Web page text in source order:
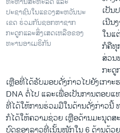
ປະຊາຊົນໃນແຂວງສະຫວັນນະ
ເຂດ ຣ່ວມກັນຊອກຫາຊາກ
ກະດູກແລະສິ່ງເສດເຫລືອຂອງ
ທະານອາເມຣິກັນ
ເປັນ
ເນີນ
ໃນແ
ກໍຄືທຸ
ສ່ວນ
ກະດູ
ເຫຼືອທີ່ໄດ້ຮັບມອບດັ່ງກ່າວໄປຍັງເກາະ
DNA ຕໍ່ໄປ ແລະເພື່ອເປັນການຕອບແ
ທີ່ໄດ້ໃຫ້ການຮ່ວມມືໃນດ້ານດັ່ງກ່າວນີ້
ກໍໄດ້ໃຫ້ຄວາມຊ່ວຍ ເຫຼືອດ້ານມະນຸດສ
ບົດຂອງລາວທີ່ເນັ້ນໜັກໃນ 6 ດ້ານດ້ວ